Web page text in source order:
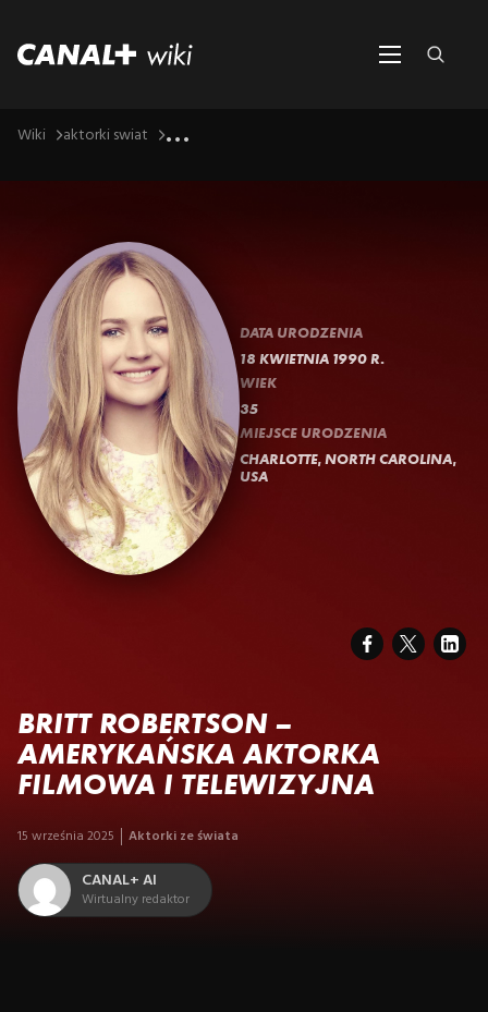
Wiki aktorki swiat ...
DATA URODZENIA
18 KWIETNIA 1990 R.
WIEK
35
MIEJSCE URODZENIA
CHARLOTTE, NORTH CAROLINA,
USA
BRITT ROBERTSON –
AMERYKAŃSKA AKTORKA
FILMOWA I TELEWIZYJNA
15 września 2025 Aktorki ze świata
CANAL+ AI
Wirtualny redaktor